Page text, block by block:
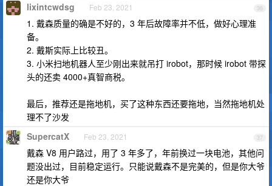
36
lixintcwdsg Feb 23, 2021
1. 戴森质量的确是不好的，3 年后故障率并不低，做好心理准
备。
2. 戴斯实际上比较丑。
3. 小米扫地机器人至少刚出来就吊打 irobot，那时候 irobot 带探
头的还卖 4000+真智商税。
最后，推荐还是拖地机，买了这种东西还要拖地，当然拖地机处
理不了沙发
37
SupercatX Feb 23, 2021
戴森 V8 用户路过，用了 3 年多了，年前换过一块电池，其他问
题没出过，目前稳定运行。只能说戴森不是完美的，但是你大爷
还是你大爷